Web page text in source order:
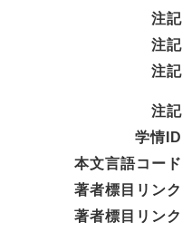
注記
注記
注記
注記
学情ID
本文言語コード
著者標目リンク
著者標目リンク